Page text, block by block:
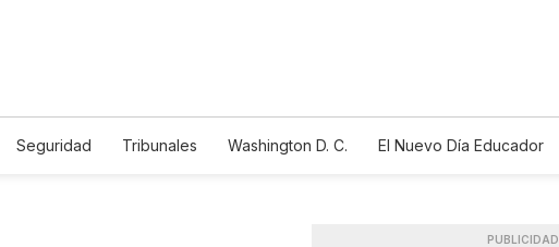
Seguridad Tribunales Washington D. C.
El Nuevo Día Educador
PUBLICIDAD